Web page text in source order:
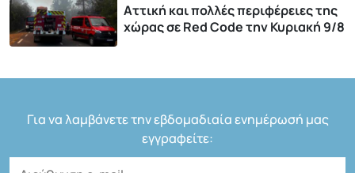
Αττική και πολλές περιφέρειες της
χώρας σε Red Code την Κυριακή 9/8
Για να λαμβάνετε την εβδομαδιαία ενημέρωσή μας
εγγραφείτε: